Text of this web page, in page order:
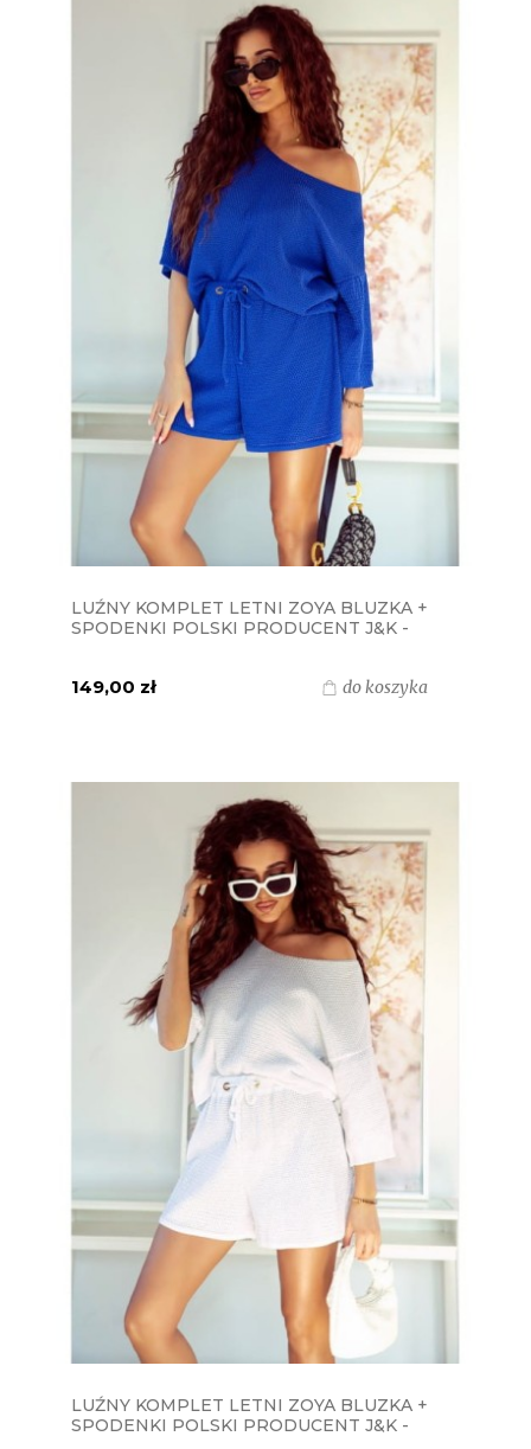
LUŹNY KOMPLET LETNI ZOYA BLUZKA +
SPODENKI POLSKI PRODUCENT J&K -
149,00 zł do koszyka
LUŹNY KOMPLET LETNI ZOYA BLUZKA +
SPODENKI POLSKI PRODUCENT J&K -